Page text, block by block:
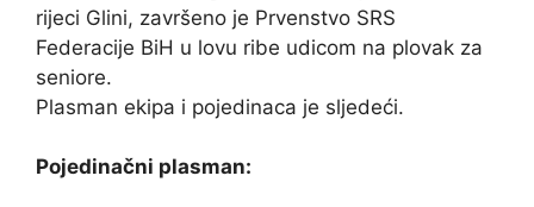
rijeci Glini, završeno je Prvenstvo SRS
Federacije BiH u lovu ribe udicom na plovak za
seniore.
Plasman ekipa i pojedinaca je sljedeći.
Pojedinačni plasman: